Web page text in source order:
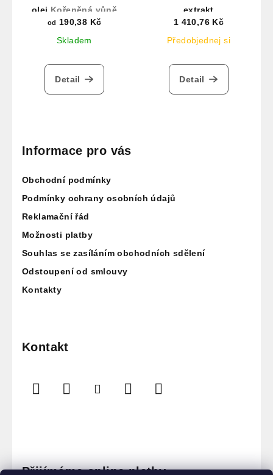
olej Kořeněná vůně
od 190,38 Kč
Skladem
Detail
extrakt
1 410,76 Kč
Předobjednej si
Detail
Informace pro vás
Obchodní podmínky
Podmínky ochrany osobních údajů
Reklamační řád
Možnosti platby
Souhlas se zasíláním obchodních sdělení
Odstoupení od smlouvy
Kontakty
Kontakt
Přijímáme online platby